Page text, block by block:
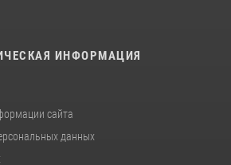
ИНФОРМАЦИЯ
сайта
данных